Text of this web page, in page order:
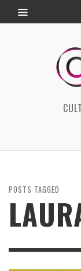
POSTS TAGGED